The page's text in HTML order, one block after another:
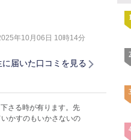
年10月06日 10時14分
に届いた口コミを見る
さる時が有ります。先
かすのもいかさないの